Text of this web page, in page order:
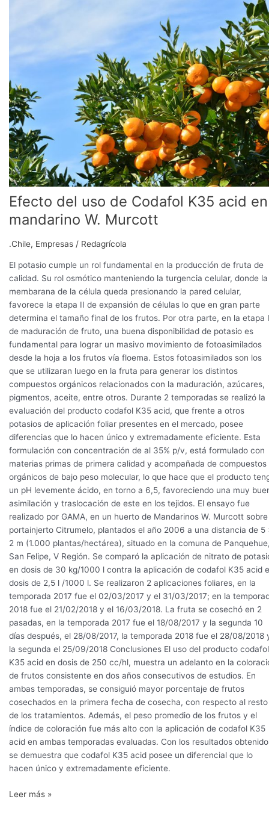
Efecto del uso de Codafol K35 acid en
mandarino W. Murcott
.Chile, Empresas / Redagrícola
El potasio cumple un rol fundamental en la producción de fruta de
calidad. Su rol osmótico manteniendo la turgencia celular, donde la
membarana de la célula queda presionando la pared celular,
favorece la etapa II de expansión de células lo que en gran parte
determina el tamaño final de los frutos. Por otra parte, en la etapa
de maduración de fruto, una buena disponibilidad de potasio es
fundamental para lograr un masivo movimiento de fotoasimilados
desde la hoja a los frutos vía floema. Estos fotoasimilados son los
que se utilizaran luego en la fruta para generar los distintos
compuestos orgánicos relacionados con la maduración, azúcares,
pigmentos, aceite, entre otros. Durante 2 temporadas se realizó la
evaluación del producto codafol K35 acid, que frente a otros
potasios de aplicación foliar presentes en el mercado, posee
diferencias que lo hacen único y extremadamente eficiente. Esta
formulación con concentración de al 35% p/v, está formulado con
materias primas de primera calidad y acompañada de compuestos
orgánicos de bajo peso molecular, lo que hace que el producto
un pH levemente ácido, en torno a 6,5, favoreciendo una muy
asimilación y traslocación de este en los tejidos. El ensayo fue
realizado por GAMA, en un huerto de Mandarinos W. Murcott sobre
portainjerto Citrumelo, plantados el año 2006 a una distancia de 5
2 m (1.000 plantas/hectárea), situado en la comuna de
San Felipe, V Región. Se comparó la aplicación de nitrato de
en dosis de 30 kg/1000 l contra la aplicación de codafol K35 acid
dosis de 2,5 l /1000 l. Se realizaron 2 aplicaciones foliares, en la
temporada 2017 fue el 02/03/2017 y el 31/03/2017; en la
2018 fue el 21/02/2018 y el 16/03/2018. La fruta se cosechó en 2
pasadas, en la temporada 2017 fue el 18/08/2017 y la segunda 10
días después, el 28/08/2017, la temporada 2018 fue el 28/08/2018
la segunda el 25/09/2018 Conclusiones El uso del producto codafol
K35 acid en dosis de 250 cc/hl, muestra un adelanto en la
de frutos consistente en dos años consecutivos de estudios. En
ambas temporadas, se consiguió mayor porcentaje de frutos
cosechados en la primera fecha de cosecha, con respecto al resto
de los tratamientos. Además, el peso promedio de los frutos y el
índice de coloración fue más alto con la aplicación de codafol K35
acid en ambas temporadas evaluadas. Con los resultados
se demuestra que codafol K35 acid posee un diferencial que lo
hacen único y extremadamente eficiente.
K35
en
mandarino
W.
Murcott
Leer más »